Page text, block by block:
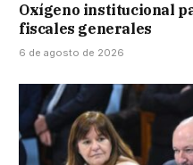
Oxígeno institucional
fiscales generales
6 de agosto de 2026